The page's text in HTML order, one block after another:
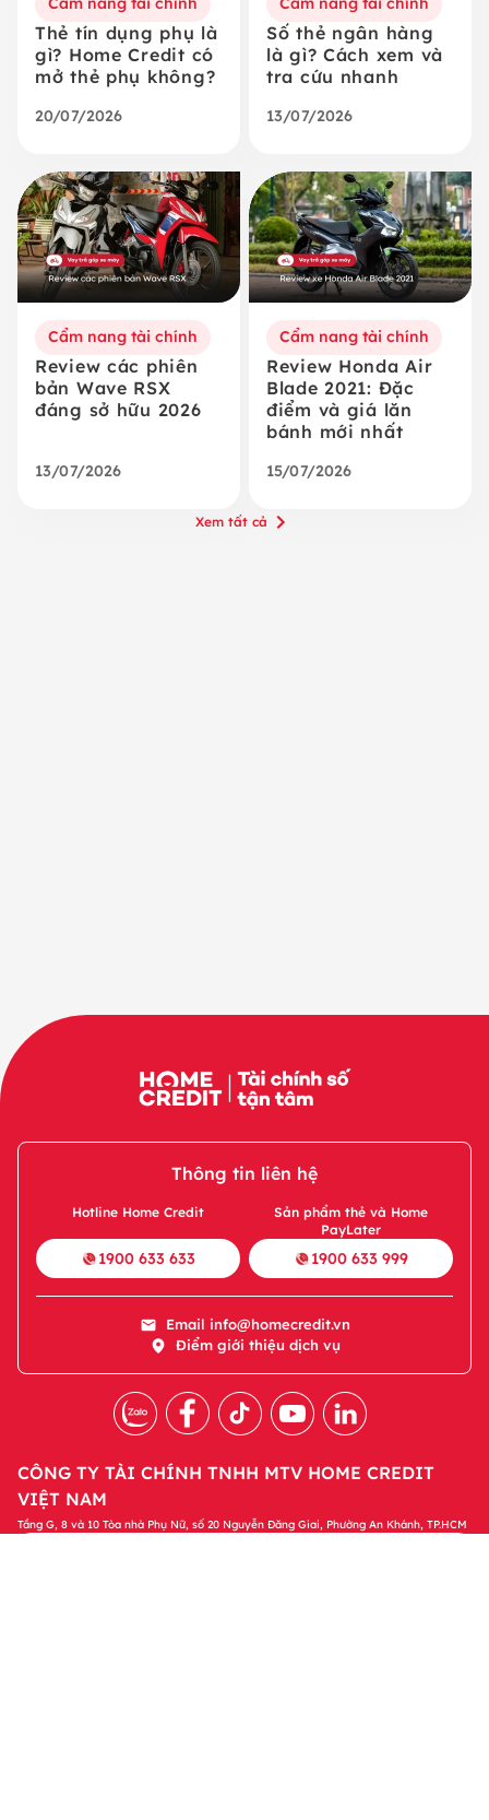
Thẻ tín dụng phụ là
gì? Home Credit có
mở thẻ phụ không?
20/07/2026
Số thẻ ngân hàng
là gì? Cách xem và
tra cứu nhanh
13/07/2026
Cẩm nang tài chính
Review các phiên
bản Wave RSX
đáng sở hữu 2026
13/07/2026
Cẩm nang tài chính
Review Honda Air
Blade 2021: Đặc
điểm và giá lăn
bánh mới nhất
15/07/2026
Xem tất cả
Thông tin liên hệ
Hotline Home Credit
1900 633 633
Sản phẩm thẻ và Home
PayLater
1900 633 999
Email info@homecredit.vn
Điểm giới thiệu dịch vụ
CÔNG TY TÀI CHÍNH TNHH MTV HOME CREDIT
VIỆT NAM
Tầng G, 8 và 10 Tòa nhà Phụ Nữ, số 20 Nguyễn Đăng Giai, Phường An Khánh, TP.HCM